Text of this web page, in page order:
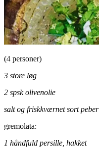
(4 personer)
3 store løg
2 spsk olivenolie
salt og friskkværnet sort peber
gremolata:
1 håndfuld persille, hakket